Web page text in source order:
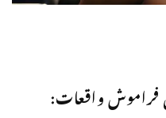
فراموش واقعات: